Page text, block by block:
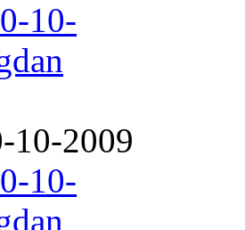
10-2009